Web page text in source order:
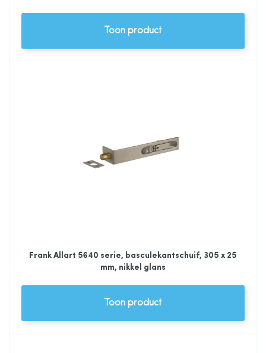
Toon product
Frank Allart 5640 serie, basculekantschuif, 305 x 25
mm, nikkel glans
Toon product